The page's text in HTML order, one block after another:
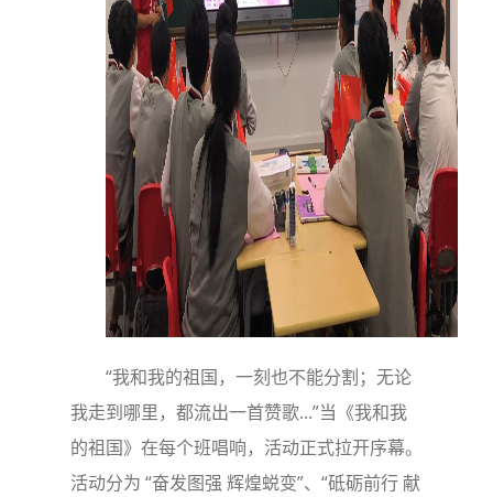
“我和我的祖国，一刻也不能分割；无论
我走到哪里，都流出一首赞歌...”当《我和我
的祖国》在每个班唱响，活动正式拉开序幕。
活动分为 “奋发图强 辉煌蜕变”、“砥砺前行 献